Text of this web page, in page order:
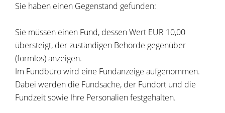
Sie haben einen Gegenstand gefunden:
Sie müssen einen Fund, dessen Wert EUR 10,00
übersteigt, der zuständigen Behörde gegenüber
(formlos) anzeigen.
Im Fundbüro wird eine Fundanzeige aufgenommen.
Dabei werden die Fundsache, der Fundort und die
Fundzeit sowie Ihre Personalien festgehalten.